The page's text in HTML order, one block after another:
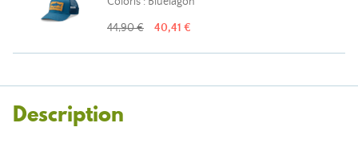
44,90 € 40,41 €
Description